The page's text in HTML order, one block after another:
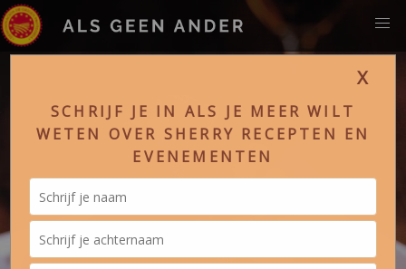
X
SCHRIJF JE IN ALS JE MEER WILT
WETEN OVER SHERRY RECEPTEN EN
EVENEMENTEN